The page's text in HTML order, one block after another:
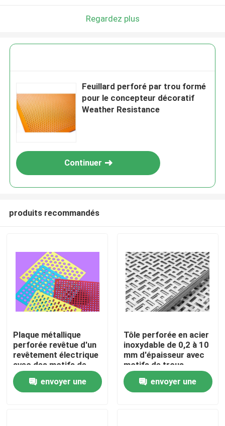
À la maison
Produits
Regardez plus
Feuillard perforé par trou formé
pour le concepteur décoratif
Weather Resistance
Continuer
produits recommandés
Plaque métallique
perforée revêtue d'un
revêtement électrique
avec des motifs de
trous
personnalisables et
une résistance à la
envoyer une
Tôle perforée en acier
inoxydable de 0,2 à 10
mm d'épaisseur avec
motifs de trous
personnalisés pour
équipements et filtres
industriels
envoyer une